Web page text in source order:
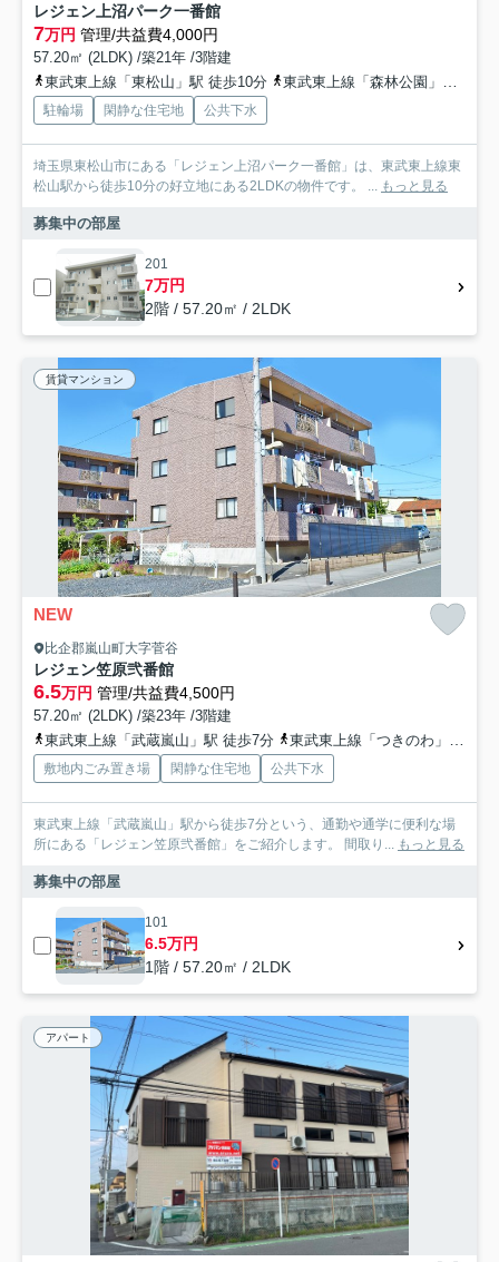
レジェン上沼パーク一番館
7万円 管理/共益費4,000円
57.20㎡ (2LDK) /築21年 /3階建
東武東上線「東松山」駅 徒歩10分
東武東上線「森林公園」駅 徒歩39分
駐輪場 閑静な住宅地 公共下水
埼玉県東松山市にある「レジェン上沼パーク一番館」は、東武東上線東
松山駅から徒歩10分の好立地にある2LDKの物件です。 ... もっと見る
募集中の部屋
201
7万円
2階 / 57.20㎡ / 2LDK
賃貸マンション
NEW
比企郡嵐山町大字菅谷
レジェン笠原弐番館
6.5万円 管理/共益費4,500円
57.20㎡ (2LDK) /築23年 /3階建
東武東上線「武蔵嵐山」駅 徒歩7分
東武東上線「つきのわ」駅 徒歩31分
敷地内ごみ置き場 閑静な住宅地 公共下水
東武東上線「武蔵嵐山」駅から徒歩7分という、通勤や通学に便利な場
所にある「レジェン笠原弐番館」をご紹介します。 間取り... もっと見る
募集中の部屋
101
6.5万円
1階 / 57.20㎡ / 2LDK
アパート